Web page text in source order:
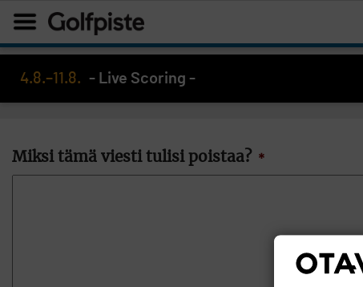
4.8.–11.8. - Live Scoring -
Miksi tämä viesti tulisi poistaa? *